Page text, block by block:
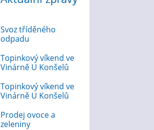
Svoz tříděného
odpadu
Topinkový víkend ve
Vinárně U Konšelů
Topinkový víkend ve
Vinárně U Konšelů
Prodej ovoce a
zeleniny